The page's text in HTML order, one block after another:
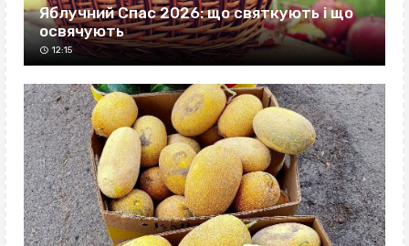
Яблучний Спас 2026: що святкують і що
освячують
12:15